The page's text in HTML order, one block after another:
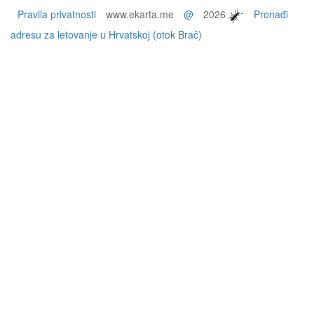
Pravila privatnosti www.ekarta.me @ 2026
Pronađi
adresu za letovanje u Hrvatskoj (otok Brač)